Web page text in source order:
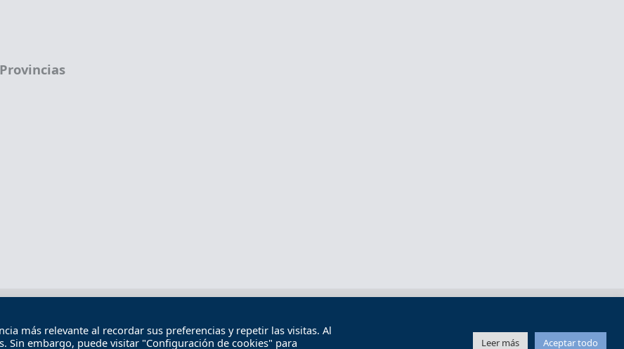
Contacto
más relevante al recordar sus preferencias y repetir las visitas. Al
Sin embargo, puede visitar "Configuración de cookies" para
Leer más Aceptar todo